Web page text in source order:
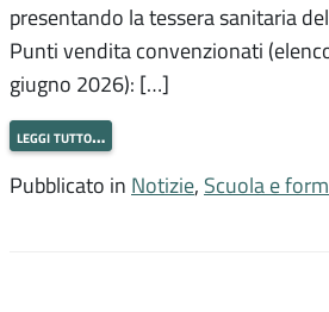
presentando la tessera sanitaria
Punti vendita convenzionati
giugno 2026): […]
leggi tutto…
Pubblicato in Notizie, Scuola e